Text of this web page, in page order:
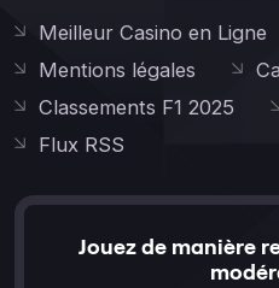
Meilleur Casino en Ligne
Mentions légales
Classements F1 2025
Flux RSS
Jouez de manière